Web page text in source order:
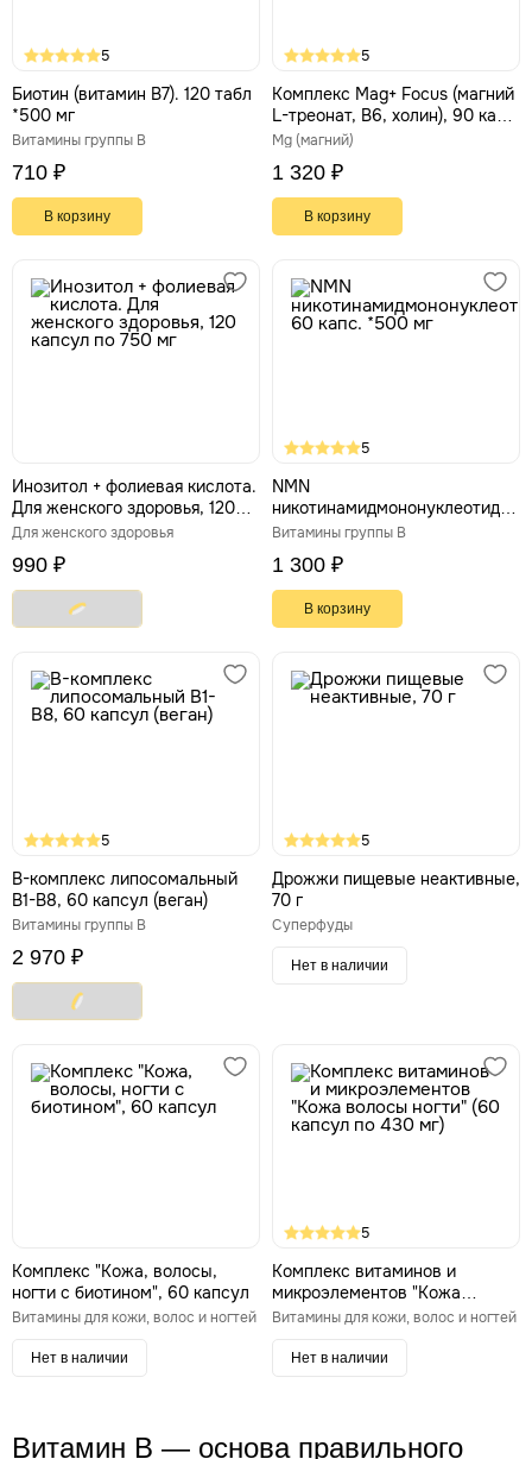
5
Биотин (витамин В7). 120 табл
*500 мг
Витамины группы В
710 ₽
В корзину
5
Комплекс Mag+ Focus (магний
L-треонат, В6, холин), 90 капс
*800 мг
Mg (магний)
1 320 ₽
В корзину
Инозитол + фолиевая кислота.
Для женского здоровья, 120
капсул по 750 мг
Для женского здоровья
990 ₽
5
NMN
никотинамидмононуклеотид,
60 капс. *500 мг
Витамины группы В
1 300 ₽
В корзину
5
В-комплекс липосомальный
B1-B8, 60 капсул (веган)
Витамины группы В
2 970 ₽
5
Дрожжи пищевые неактивные,
70 г
Суперфуды
Нет в наличии
Комплекс "Кожа, волосы,
ногти с биотином", 60 капсул
Витамины для кожи, волос и ногтей
Нет в наличии
5
Комплекс витаминов и
микроэлементов "Кожа
волосы ногти" (60 капсул по
Витамины для кожи, волос и ногтей
Нет в наличии
Витамин B — основа правильного